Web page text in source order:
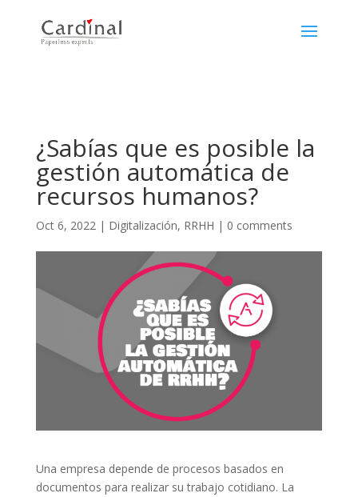
¿Sabías que es posible la
gestión automática de
recursos humanos?
Oct 6, 2022| Digitalización, RRHH | 0 comments
Una empresa depende de procesos basados ​​en
documentos para realizar su trabajo cotidiano. La